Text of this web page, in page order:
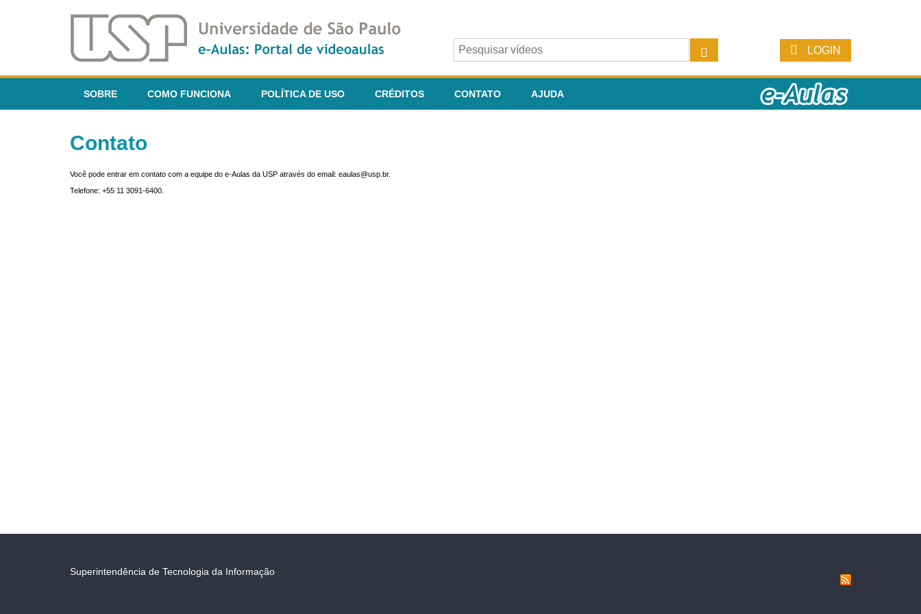
LOGIN
SOBRE COMO FUNCIONA POLÍTICA DE USO CRÉDITOS CONTATO AJUDA
Contato
Você pode entrar em contato com a equipe do e-Aulas da USP através do email: eaulas@usp.br.
Telefone: +55 11 3091-6400.
Superintendência de Tecnologia da Informação